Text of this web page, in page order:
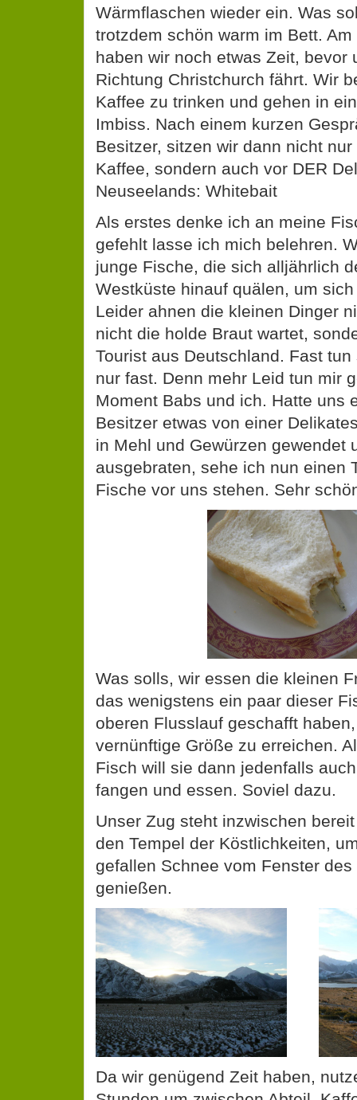
Wärmflaschen wieder ein. Was
trotzdem schön warm im Bett.
haben wir noch etwas Zeit, bevor
Richtung Christchurch fährt. Wir
Kaffee zu trinken und gehen in
Imbiss. Nach einem kurzen
Besitzer, sitzen wir dann nicht
Kaffee, sondern auch vor DER
Neuseelands: Whitebait
Als erstes denke ich an meine
gefehlt lasse ich mich belehren.
junge Fische, die sich alljährlich
Westküste hinauf quälen, um
Leider ahnen die kleinen Dinger
nicht die holde Braut wartet,
Tourist aus Deutschland. Fast
nur fast. Denn mehr Leid tun mir
Moment Babs und ich. Hatte uns
Besitzer etwas von einer
in Mehl und Gewürzen gewendet
ausgebraten, sehe ich nun einen
Fische vor uns stehen. Sehr
Was solls, wir essen die kleinen
das wenigstens ein paar dieser
oberen Flusslauf geschafft
vernünftige Größe zu erreichen.
Fisch will sie dann jedenfalls
fangen und essen. Soviel dazu.
Unser Zug steht inzwischen
den Tempel der Köstlichkeiten,
gefallen Schnee vom Fenster
genießen.
Da wir genügend Zeit haben,